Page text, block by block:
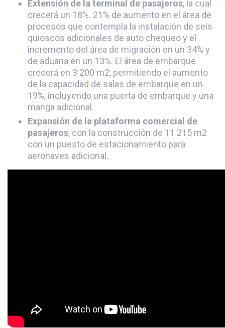
Extensión de la terminal de pasajeros, la cual
crecerá un 18%. 21% de aumento en el área de
procesos que contempla la instalación de seis
quioscos adicionales de auto chequeo y el
incremento del área de migración en un 34% y
de aduana en un 13%. El área de embarque
crecerá en 3 200 m2, permitiendo el aumento
de la capacidad de salas de embarque en un
19%, incluyendo una puerta de embarque y una
manga adicional.
Expansión de la plataforma comercial de
pasajeros, con la construcción de 11 215 m2
con un puesto de estacionamiento para
aeronaves adicional.